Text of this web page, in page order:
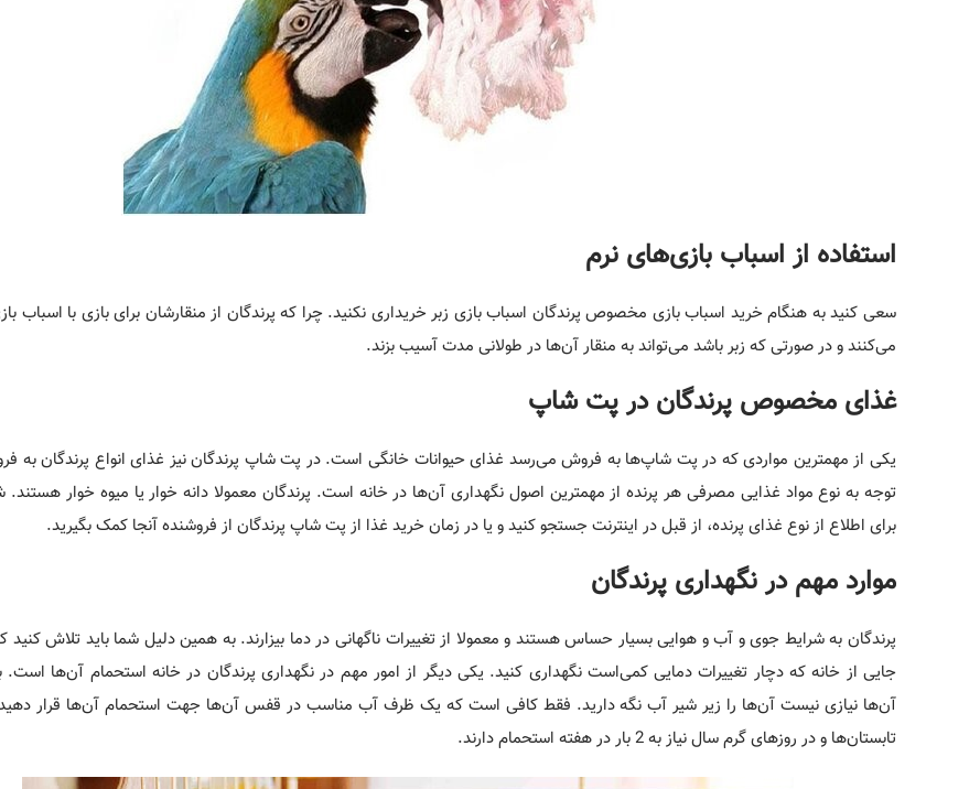
استفاده از اسباب بازی‌های نرم
سعی کنید به هنگام خرید اسباب بازی مخصوص پرندگان اسباب بازی زبر خریداری نکنید. چرا که پرندگان از منقارشان برای بازی با اسباب
می‌کنند و در صورتی که زبر باشد می‌تواند به منقار آن‌ها در طولانی مدت آسیب بزند.
غذای مخصوص پرندگان در پت شاپ
یکی از مهمترین مواردی که در پت شاپ‌ها به فروش می‌رسد غذای حیوانات خانگی است. در پت شاپ پرندگان نیز غذای انواع پرندگان به
توجه به نوع مواد غذایی مصرفی هر پرنده از مهمترین اصول نگهداری آن‌ها در خانه است. پرندگان معمولا دانه خوار یا میوه خوار هستند.
برای اطلاع از نوع غذای پرنده، از قبل در اینترنت جستجو کنید و یا در زمان خرید غذا از پت شاپ پرندگان از فروشنده آنجا کمک بگیرید.
موارد مهم در نگهداری پرندگان
پرندگان به شرایط جوی و آب و هوایی بسیار حساس هستند و معمولا از تغییرات ناگهانی در دما بیزارند. به همین دلیل شما باید تلاش کنید
جایی از خانه که دچار تغییرات دمایی کمی‌است نگهداری کنید. یکی دیگر از امور مهم در نگهداری پرندگان در خانه استحمام آن‌ها
آن‌ها نیازی نیست آن‌ها را زیر شیر آب نگه دارید. فقط کافی است که یک ظرف آب مناسب در قفس آن‌ها جهت استحمام آن‌ها قرار
تابستان‌ها و در روزهای گرم سال نیاز به 2 بار در هفته استحمام دارند.